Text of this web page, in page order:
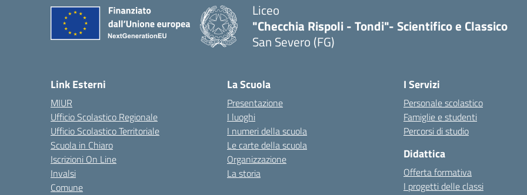
Liceo
"Checchia Rispoli - Tondi"- Scientifico e Classico
San Severo (FG)
Link Esterni
MIUR
Ufficio Scolastico Regionale
Ufficio Scolastico Territoriale
Scuola in Chiaro
Iscrizioni On Line
Invalsi
Comune
La Scuola
Presentazione
I luoghi
I numeri della scuola
Le carte della scuola
Organizzazione
La storia
I Servizi
Personale scolastico
Famiglie e studenti
Percorsi di studio
Didattica
Offerta formativa
I progetti delle classi